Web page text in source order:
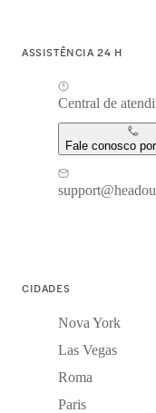
ASSISTÊNCIA 24 H
Central de
Fale conosco
CIDADES
Nova York
Las Vegas
Roma
Paris